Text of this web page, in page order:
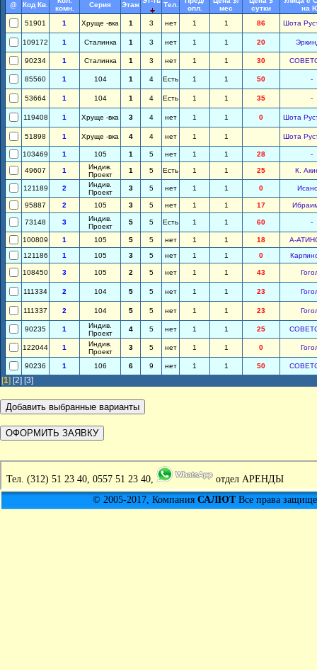
@ Код Кв.
комн.
Серия Этаж Тел.
опл.
мес
сутки
на
51901
1 Хруще -вка 1 3 нет 1 1 86 Шота
109172 1 Сталинка 1 3 нет 1 1 20
90234 1 Сталинка 1 3 нет 1 1 30
85560 1 104 1 4 Есть 1 1 50 -
53664 1 104 1 4 Есть 1 1 35 -
119408 1 Хруще -вка 3 4 нет 1 1 0 Шота
51898 1 Хруще -вка 4 4 нет 1 1 Шота
103469 1 105 1 5 нет 1 1 28 -
49607 1
Индив.
Проект
1 5 Есть 1 1 25 К.
121189 2
Индив.
Проект
3 5 нет 1 1 0
95887 2 105 3 5 нет 1 1 17
73148 3
Индив.
Проект
5 5 Есть 1 1 60 -
100809 1 105 5 5 нет 1 1 18
А-
121186
1 105 3 5 нет 1 1 0
108450 3 105 2 5 нет 1 1 43
111334 2 104 5 5 нет 1 1 23
111337 2 104 5 5 нет 1 1 23
90235 1
Индив.
Проект
4 5 нет 1 1 25
122044 1
Индив.
Проект
3 5 нет 1 1 0
90236 1 106 6 9 нет 1 1 50
[1] [2] [3]
Тел. (312) 51 23 40, 0557 51 23 40,
отдел АРЕНДЫ
© 2005-2017, Компания САЛЮТВсе права